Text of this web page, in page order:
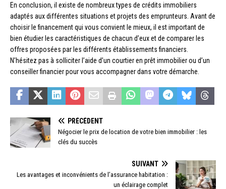
En conclusion, il existe de nombreux types de crédits immobiliers
adaptés aux différentes situations et projets des emprunteurs. Avant de
choisir le financement qui vous convient le mieux, il est important de
bien étudier les caractéristiques de chacun d’eux et de comparer les
offres proposées par les différents établissements financiers.
N’hésitez pas à solliciter l’aide d’un courtier en prêt immobilier ou d’un
conseiller financier pour vous accompagner dans votre démarche.
PRÉCÉDENT
Négocier le prix de location de votre bien immobilier : les
clés du succès
SUIVANT
Les avantages et inconvénients de l’assurance habitation :
un éclairage complet